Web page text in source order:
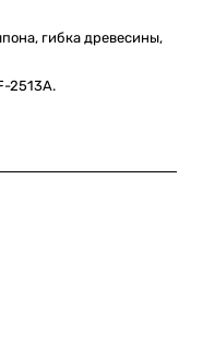
гибка древесины,
2513A.